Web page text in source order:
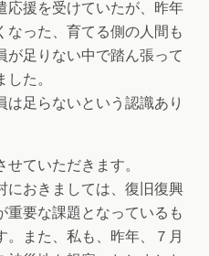
応援を受けていたが、昨年
なった、育てる側の人間も
が足りない中で踏ん張って
た。
足らないという認識あり
ていただきます。
おきましては、復旧復興
重要な課題となっているも
また、私も、昨年、７月